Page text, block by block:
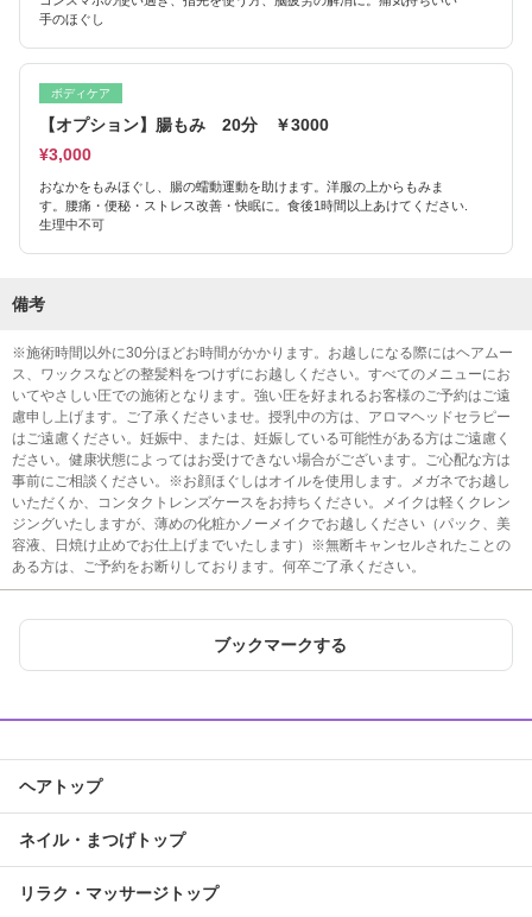
手のほぐし
ボディケア
【オプション】腸もみ 20分 ￥3000
¥3,000
おなかをもみほぐし、腸の蠕動運動を助けます。洋服の上からもみま
す。腰痛・便秘・ストレス改善・快眠に。食後1時間以上あけてください.
生理中不可
備考
※施術時間以外に30分ほどお時間がかかります。お越しになる際にはヘアムー
ス、ワックスなどの整髪料をつけずにお越しください。すべてのメニューにお
いてやさしい圧での施術となります。強い圧を好まれるお客様のご予約はご遠
慮申し上げます。ご了承くださいませ。授乳中の方は、アロマヘッドセラピー
はご遠慮ください。妊娠中、または、妊娠している可能性がある方はご遠慮く
ださい。健康状態によってはお受けできない場合がございます。ご心配な方は
事前にご相談ください。※お顔ほぐしはオイルを使用します。メガネでお越し
いただくか、コンタクトレンズケースをお持ちください。メイクは軽くクレン
ジングいたしますが、薄めの化粧かノーメイクでお越しください（パック、美
容液、日焼け止めでお仕上げまでいたします）※無断キャンセルされたことの
ある方は、ご予約をお断りしております。何卒ご了承ください。
ブックマークする
ヘアトップ
ネイル・まつげトップ
リラク・マッサージトップ